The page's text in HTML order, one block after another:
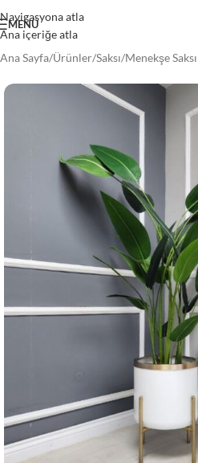
Navigasyona atla
Ana içeriğe atla
MENÜ
Ana Sayfa/Ürünler/Saksı/Menekşe Saksı